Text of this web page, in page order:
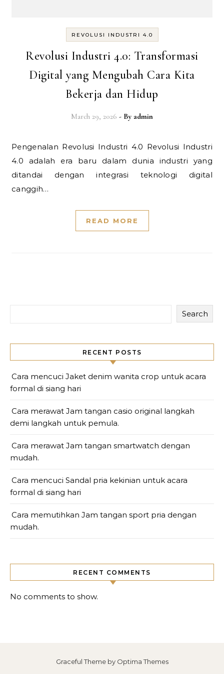
REVOLUSI INDUSTRI 4.0
Revolusi Industri 4.0: Transformasi
Digital yang Mengubah Cara Kita
Bekerja dan Hidup
March 29, 2026 - By admin
Pengenalan Revolusi Industri 4.0 Revolusi Industri
4.0 adalah era baru dalam dunia industri yang
ditandai dengan integrasi teknologi digital
canggih…
READ MORE
Search
RECENT POSTS
Cara mencuci Jaket denim wanita crop untuk acara
formal di siang hari
Cara merawat Jam tangan casio original langkah
demi langkah untuk pemula.
Cara merawat Jam tangan smartwatch dengan
mudah.
Cara mencuci Sandal pria kekinian untuk acara
formal di siang hari
Cara memutihkan Jam tangan sport pria dengan
mudah.
RECENT COMMENTS
No comments to show.
Graceful Theme by Optima Themes